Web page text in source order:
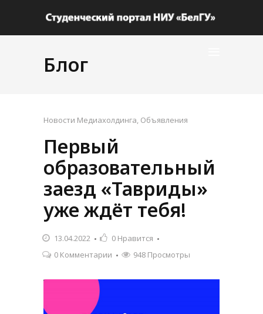
Блог
Новости Медиахолдинга, Объявления
Первый
образовательный
заезд «Тавриды»
уже ждёт тебя!
13.04.2022 0 Нравится
0 Комментарии
948 Просмотры